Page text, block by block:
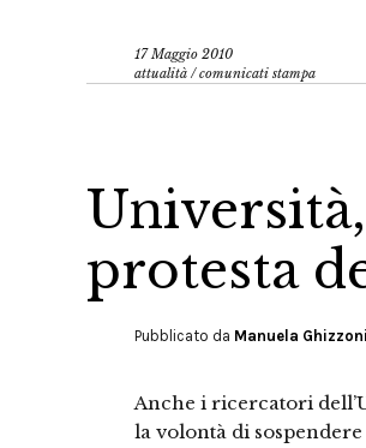
17 Maggio 2010
attualità /comunicati stampa
protesta
Pubblicato da Manuela Ghizzoni
Anche i ricercatori
la volontà di